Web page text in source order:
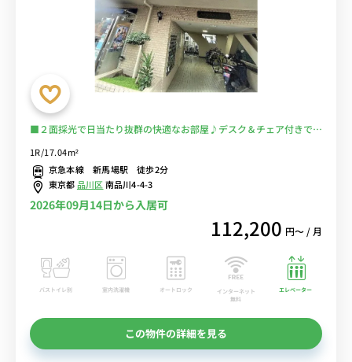
■２面採光で日当たり抜群の快適なお部屋♪デスク＆チェア付きでテ
「新馬場駅」徒歩2分/品川・横浜まで乗換なし/コンビニ至近■選べ
るWi-Fi格安レンタル中！
1R/17.04m²
京急本線 新馬場駅 徒歩2分
東京都品川区南品川4-4-3
2026年09月14日から入居可
112,200 円〜 / 月
バストイレ別 室内洗濯機 オートロック
インターネット
無料
エレベーター
この物件の詳細を見る